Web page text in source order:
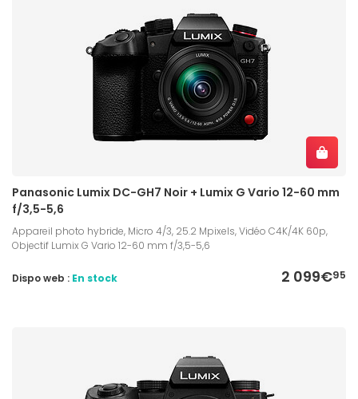
Panasonic Lumix DC-GH7 Noir + Lumix G Vario 12-60 mm
f/3,5-5,6
Appareil photo hybride, Micro 4/3, 25.2 Mpixels, Vidéo C4K/4K 60p,
Objectif Lumix G Vario 12-60 mm f/3,5-5,6
2 099€95
Dispo web : En stock